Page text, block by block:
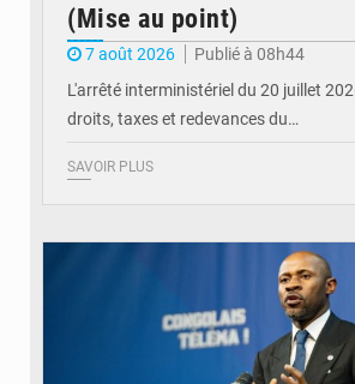
(Mise au point)
7 août 2026
Publié à 08h44
L'arrêté interministériel du 20 juillet
droits, taxes et redevances du…
SAVOIR PLUS